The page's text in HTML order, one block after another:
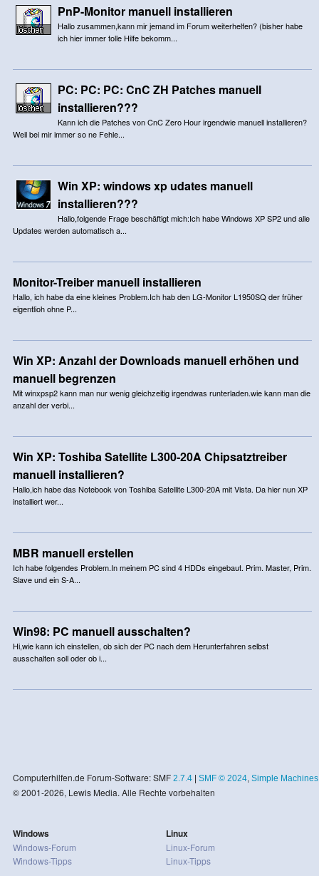
PnP-Monitor manuell installieren
Hallo zusammen,kann mir jemand im Forum weiterhelfen? (bisher habe
ich hier immer tolle Hilfe bekomm...
PC: PC: PC: CnC ZH Patches manuell
installieren???
Kann ich die Patches von CnC Zero Hour irgendwie manuell installieren?
Weil bei mir immer so ne Fehle...
Win XP: windows xp udates manuell
installieren???
Hallo,folgende Frage beschäftigt mich:Ich habe Windows XP SP2 und alle
Updates werden automatisch a...
Monitor-Treiber manuell installieren
Hallo, ich habe da eine kleines Problem.Ich hab den LG-Monitor L1950SQ der früher
eigentlioh ohne P...
Win XP: Anzahl der Downloads manuell erhöhen und
manuell begrenzen
Mit winxpsp2 kann man nur wenig gleichzeitig irgendwas runterladen.wie kann man die
anzahl der verbi...
Win XP: Toshiba Satellite L300-20A Chipsatztreiber
manuell installieren?
Hallo,ich habe das Notebook von Toshiba Satellite L300-20A mit Vista. Da hier nun XP
installiert wer...
MBR manuell erstellen
Ich habe folgendes Problem.In meinem PC sind 4 HDDs eingebaut. Prim. Master, Prim.
Slave und ein S-A...
Win98: PC manuell ausschalten?
Hi,wie kann ich einstellen, ob sich der PC nach dem Herunterfahren selbst
ausschalten soll oder ob i...
Computerhilfen.de Forum-Software: SMF 2.7.4| SMF © 2024, Simple Machines
© 2001-2026, Lewis Media. Alle Rechte vorbehalten
Windows
Windows-Forum
Windows-Tipps
Linux
Linux-Forum
Linux-Tipps